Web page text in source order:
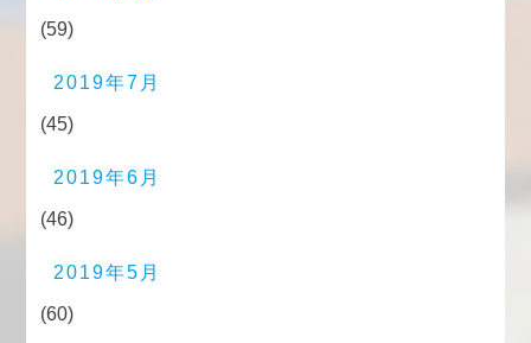
(59)
2019年7月
(45)
2019年6月
(46)
2019年5月
(60)